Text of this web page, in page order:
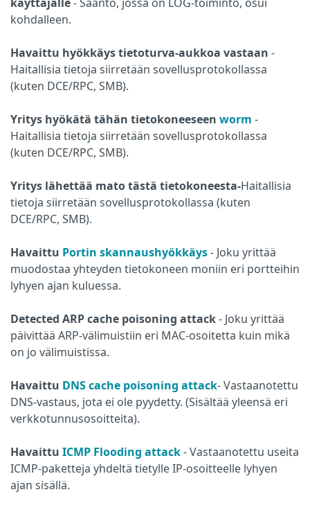
kohdalleen.
Havaittu hyökkäys tietoturva-aukkoa vastaan -
Haitallisia tietoja siirretään sovellusprotokollassa
(kuten DCE/RPC, SMB).
Yritys hyökätä tähän tietokoneeseen worm -
Haitallisia tietoja siirretään sovellusprotokollassa
(kuten DCE/RPC, SMB).
Yritys lähettää mato tästä tietokoneesta-Haitallisia
tietoja siirretään sovellusprotokollassa (kuten
DCE/RPC, SMB).
Havaittu Portin skannaushyökkäys- Joku yrittää
muodostaa yhteyden tietokoneen moniin eri portteihin
lyhyen ajan kuluessa.
Detected ARP cache poisoning attack- Joku yrittää
päivittää ARP-välimuistiin eri MAC-osoitetta kuin mikä
on jo välimuistissa.
Havaittu DNS cache poisoning attack- Vastaanotettu
DNS-vastaus, jota ei ole pyydetty. (Sisältää yleensä eri
verkkotunnusosoitteita).
Havaittu ICMP Flooding attack- Vastaanotettu useita
ICMP-paketteja yhdeltä tietylle IP-osoitteelle lyhyen
ajan sisällä.